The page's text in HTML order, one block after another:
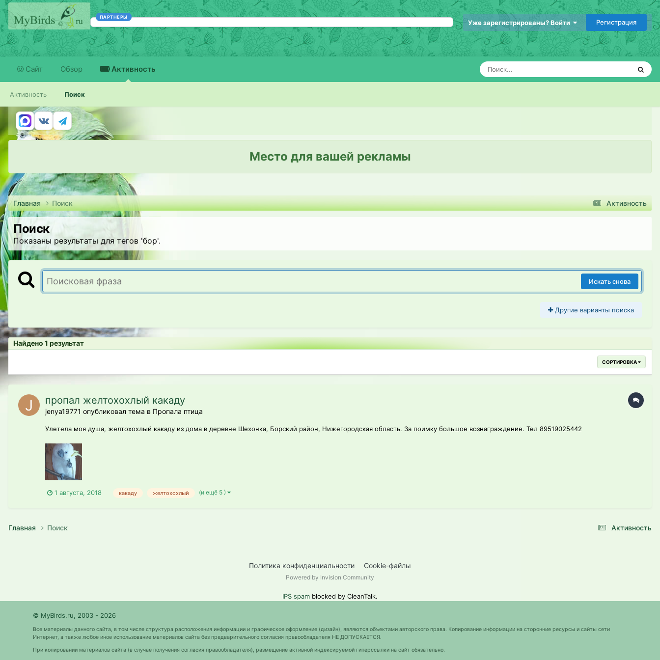
ПАРТНЕРЫ
Уже зарегистрированы? Войти Регистрация
Сайт Обзор Активность
Активность Поиск
Место для вашей рекламы
Активность
Главная Поиск
Поиск
Показаны результаты для тегов 'бор'.
Искать снова
Другие варианты поиска
Найдено 1 результат
СОРТИРОВКА
пропал желтохохлый какаду
jenya19771 опубликовал тема в Пропала птица
Улетела моя душа, желтохохлый какаду из дома в деревне Шехонка, Борский район, Нижегородская область. За поимку большое вознаграждение. Тел 89519025442
1 августа, 2018 какаду желтохохлый (и ещё 5 )
Активность
Главная Поиск
Политика конфиденциальности Cookie-файлы
Powered by Invision Community
IPS spam blocked by CleanTalk.
© MyBirds.ru, 2003 - 2026
Все материалы данного сайта, в том числе структура расположения информации и графическое оформление (дизайн), являются объектами авторского права. Копирование информации на сторонние ресурсы и сайты сети
Интернет, а также любое иное использование материалов сайта без предварительного согласия правообладателя НЕ ДОПУСКАЕТСЯ.
При копировании материалов сайта (в случае получения согласия правообладателя), размещение активной индексируемой гиперссылки на сайт обязательно.